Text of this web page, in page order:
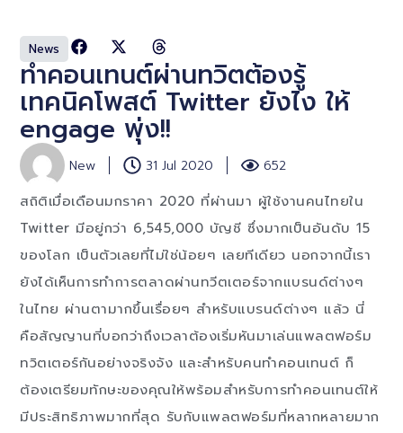
News
ทำคอนเทนต์ผ่านทวิตต้องรู้
เทคนิคโพสต์ Twitter ยังไง ให้
engage พุ่ง!!
New 31 Jul 2020 652
สถิติเมื่อเดือนมกราคา 2020 ที่ผ่านมา ผู้ใช้งานคนไทยใน
Twitter มีอยู่กว่า 6,545,000 บัญชี ซึ่งมากเป็นอันดับ 15
ของโลก เป็นตัวเลยที่ไม่ใช่น้อยๆ เลยทีเดียว นอกจากนี้เรา
ยังได้เห็นการทำการตลาดผ่านทวีตเตอร์จากแบรนด์ต่างๆ
ในไทย ผ่านตามากขึ้นเรื่อยๆ สำหรับแบรนด์ต่างๆ แล้ว นี่
คือสัญญานที่บอกว่าถึงเวลาต้องเริ่มหันมาเล่นแพลตฟอร์ม
ทวิตเตอร์กันอย่างจริงจัง และสำหรับคนทำคอนเทนต์ ก็
ต้องเตรียมทักษะของคุณให้พร้อมสำหรับการทำคอนเทนต์ให้
มีประสิทธิภาพมากที่สุด รับกับแพลตฟอร์มที่หลากหลายมาก